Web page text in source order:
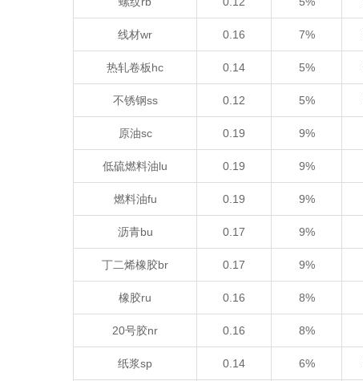
线材wr 0.16 7%
热轧卷板hc 0.14 5%
不锈钢ss 0.12 5%
原油sc 0.19 9%
低硫燃料油lu 0.19 9%
燃料油fu 0.19 9%
沥青bu 0.17 9%
丁二烯橡胶br 0.17 9%
橡胶ru 0.16 8%
20号胶nr 0.16 8%
纸浆sp 0.14 6%